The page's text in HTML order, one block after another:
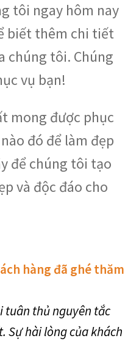
tôi ngay hôm nay
biết thêm chi tiết
chúng tôi. Chúng
vụ bạn!
mong được phục
đó để làm đẹp
để chúng tôi tạo
và độc đáo cho
hàng đã ghé thăm
tuân thủ nguyên tắc
Sự hài lòng của khách